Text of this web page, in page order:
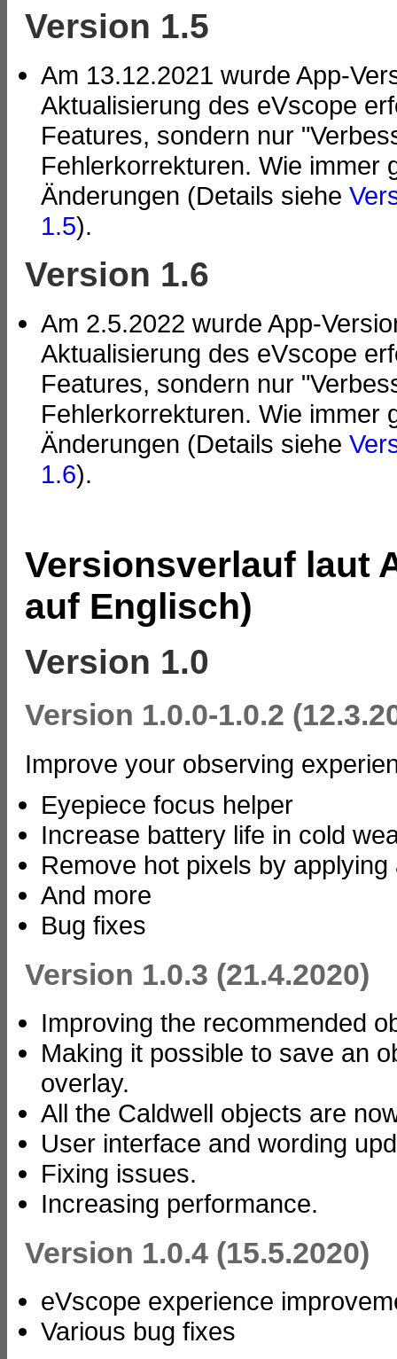
Version 1.5
Am 13.12.2021 wurde App-
Aktualisierung des eVscope
Features, sondern nur
Fehlerkorrekturen. Wie immer
Änderungen (Details siehe
1.5).
Version 1.6
Am 2.5.2022 wurde App-
Aktualisierung des eVscope
Features, sondern nur
Fehlerkorrekturen. Wie immer
Änderungen (Details siehe
1.6).
Versionsverlauf laut
auf Englisch)
Version 1.0
Version 1.0.0-1.0.2
Improve your observing
Eyepiece focus helper
Increase battery life in cold
Remove hot pixels by
And more
Bug fixes
Version 1.0.3 (21.4.2020)
Improving the recommended
Making it possible to save an
overlay.
All the Caldwell objects are
User interface and wording
Fixing issues.
Increasing performance.
Version 1.0.4 (15.5.2020)
eVscope experience
Various bug fixes